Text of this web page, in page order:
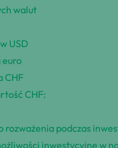
walut
USD
euro
CHF
CHF:
rozważenia podczas
inwestycyjne w